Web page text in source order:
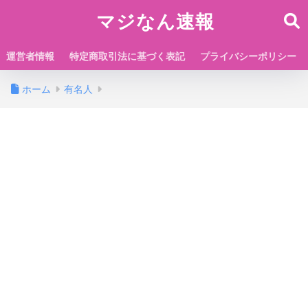
マジなん速報
運営者情報 特定商取引法に基づく表記 プライバシーポリシー
ホーム 有名人